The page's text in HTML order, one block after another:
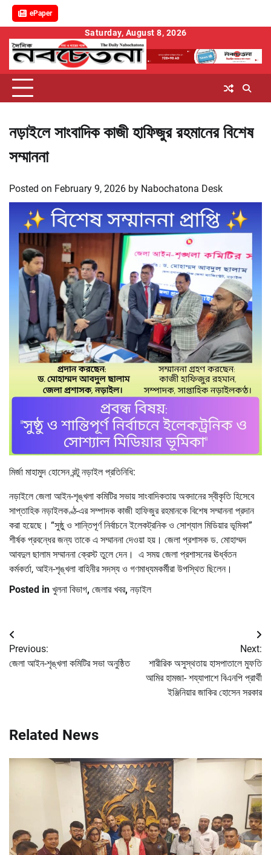
ePaper
content
Saturday, August 8, 2026
নড়াইলে সাংবাদিক কাজী হাফিজুর রহমানের বিশেষ
সম্মাননা
Posted on February 9, 2026 by Nabochatona Desk
মির্জা মাহামুদ হোসেন রন্টু নড়াইল প্রতিনিধি:
নড়াইলে জেলা আইন-শৃঙ্খলা কমিটির সভায় সাংবাদিকতায় অবদানের স্বীকৃতি হিসেবে
সাপ্তাহিক নড়াইলকণ্ঠ-এর সম্পাদক কাজী হাফিজুর রহমানকে বিশেষ সম্মাননা প্রদান
করা হয়েছে। “সুষ্ঠু ও শান্তিপূর্ণ নির্বাচনে ইলেকট্রনিক ও সোশ্যাল মিডিয়ার ভূমিকা”
শীর্ষক প্রবন্ধের জন্য তাকে এ সম্মাননা দেওয়া হয়। জেলা প্রশাসক ড. মোহাম্মদ
আবদুল ছালাম সম্মাননা ক্রেস্ট তুলে দেন। এ সময় জেলা প্রশাসনের ঊর্ধ্বতন
কর্মকর্তা, আইন-শৃঙ্খলা বাহিনীর সদস্য ও গণমাধ্যমকর্মীরা উপস্থিত ছিলেন।
Posted in খুলনা বিভাগ, জেলার খবর, নড়াইল
Post
navigation
Previous:
জেলা আইন-শৃঙ্খলা কমিটির সভা অনুষ্ঠিত
Next:
শারীরিক অসুস্থতায় হাসপাতালে মুফতি
আমির হামজা- শয্যাপাশে বিএনপি প্রার্থী
ইঞ্জিনিয়ার জাকির হোসেন সরকার
Related News